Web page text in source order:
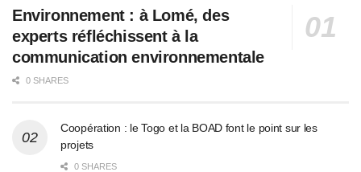
Environnement : à Lomé, des
experts réfléchissent à la
communication environnementale
0 SHARES
Coopération : le Togo et la BOAD font le point sur les
projets
0 SHARES